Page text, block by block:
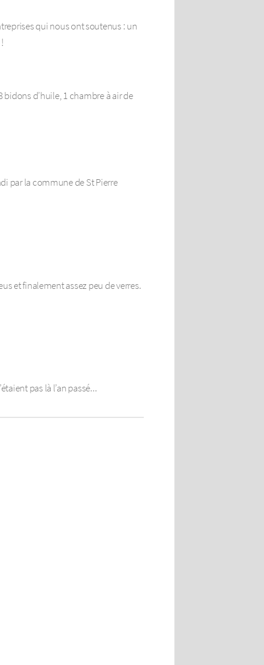
qui nous ont soutenus : un
d’huile, 1 chambre à air de
par la commune de St Pierre
et finalement assez peu de verres.
pas là l’an passé...